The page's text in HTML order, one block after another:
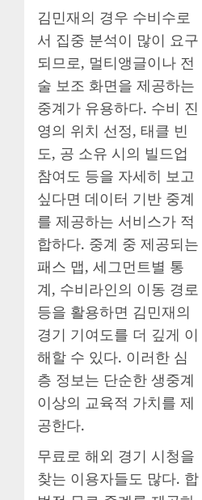
김민재의 경우 수비수로
서 집중 분석이 많이 요구
되므로, 멀티앵글이나 전
술 보조 화면을 제공하는
중계가 유용하다. 수비 진
영의 위치 선정, 태클 빈
도, 공 소유 시의 빌드업
참여도 등을 자세히 보고
싶다면 데이터 기반 중계
를 제공하는 서비스가 적
합하다. 중계 중 제공되는
패스 맵, 세그먼트별 통
계, 수비라인의 이동 경로
등을 활용하면 김민재의
경기 기여도를 더 깊게 이
해할 수 있다. 이러한 심
층 정보는 단순한 생중계
이상의 교육적 가치를 제
공한다.
무료로 해외 경기 시청을
찾는 이용자들도 많다. 합